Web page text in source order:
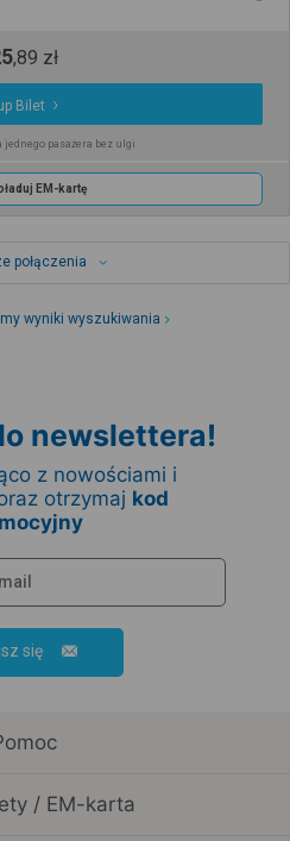
,89 zł
Bilet
jednego pasażera bez ulgi
EM-kartę
połączenia
wyniki wyszukiwania
newslettera!
z nowościami i
otrzymaj kod
się
/ EM-karta